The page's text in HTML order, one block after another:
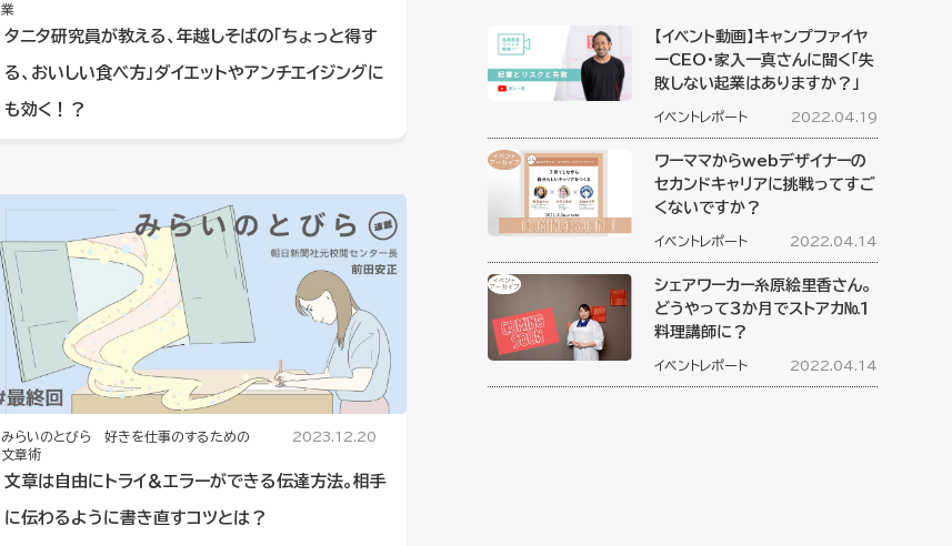
業
タニタ研究員が教える、年越しそばの「ちょっと得す
る、おいしい食べ方」ダイエットやアンチエイジングに
も効く！？
みらいのとびら 好きを仕事のするための
文章術
2023.12.20
文章は自由にトライ＆エラーができる伝達方法。相手
に伝わるように書き直すコツとは？
【イベント動画】キャンプファイヤ
ーCEO・家入一真さんに聞く「失
敗しない起業はありますか？」
イベントレポート 2022.04.19
ワーママからwebデザイナーの
セカンドキャリアに挑戦ってすご
くないですか？
イベントレポート 2022.04.14
シェアワーカー糸原絵里香さん。
どうやって３か月でストアカ№１
料理講師に？
イベントレポート 2022.04.14